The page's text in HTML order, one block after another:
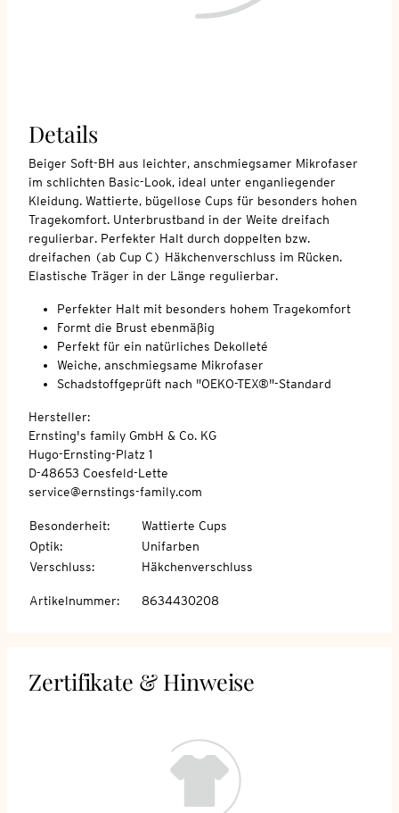
Details
Beiger Soft-BH aus leichter, anschmiegsamer Mikrofaser
im schlichten Basic-Look, ideal unter enganliegender
Kleidung. Wattierte, bügellose Cups für besonders hohen
Tragekomfort. Unterbrustband in der Weite dreifach
regulierbar. Perfekter Halt durch doppelten bzw.
dreifachen (ab Cup C) Häkchenverschluss im Rücken.
Elastische Träger in der Länge regulierbar.
Perfekter Halt mit besonders hohem Tragekomfort
Formt die Brust ebenmäßig
Perfekt für ein natürliches Dekolleté
Weiche, anschmiegsame Mikrofaser
Schadstoffgeprüft nach "OEKO-TEX®"-Standard
Hersteller:
Ernsting's family GmbH & Co. KG
Hugo-Ernsting-Platz 1
D-48653 Coesfeld-Lette
service@ernstings-family.com
Besonderheit:
Wattierte Cups
Optik:
Unifarben
Verschluss: Häkchenverschluss
Artikelnummer: 8634430208
Zertifikate & Hinweise